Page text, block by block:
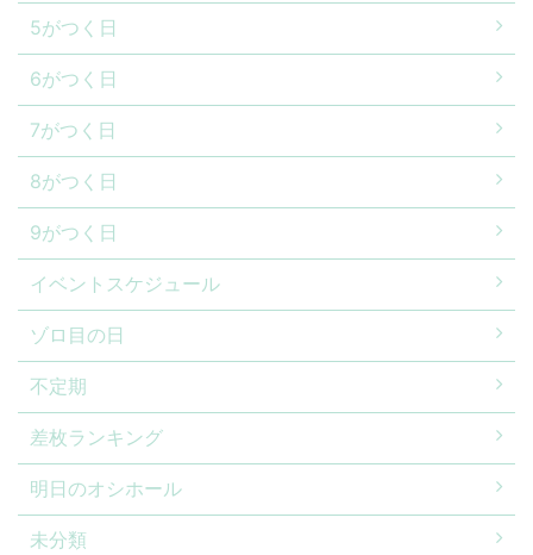
5がつく日
6がつく日
7がつく日
8がつく日
9がつく日
イベントスケジュール
ゾロ目の日
不定期
差枚ランキング
明日のオシホール
未分類